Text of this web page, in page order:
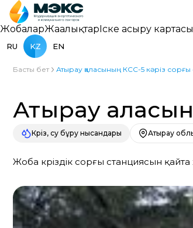
ЖобаларЖаңалықтарІске асыру картасы
RU KZ EN
Басты бет Атырау қаласының КСС-5 кәріз сорғы
Атырау
Кәріз, су бұру нысандары Атырау
Жоба кәріздік сорғы станциясын